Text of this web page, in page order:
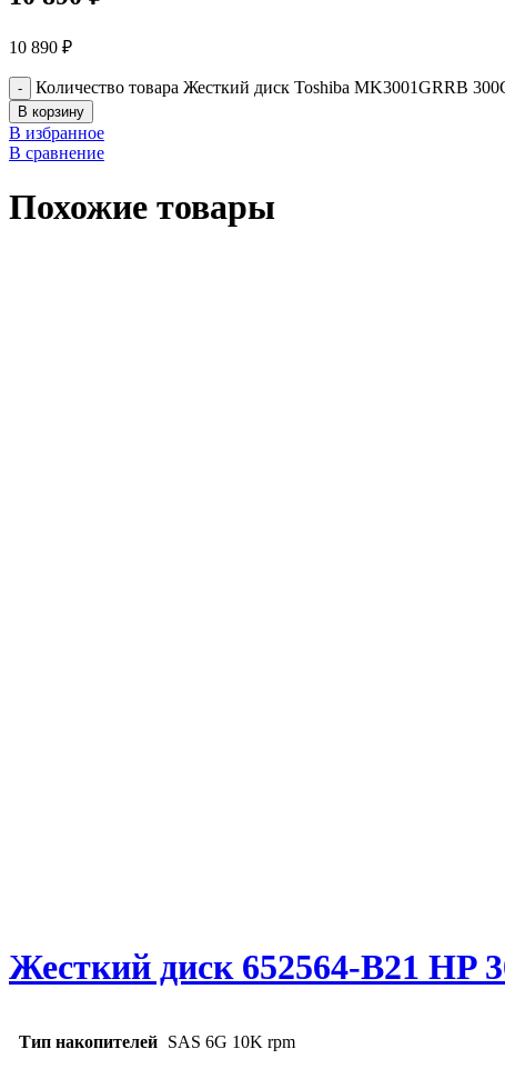
10 890 ₽
Количество товара Жесткий диск Toshiba MK3001GRRB
В корзину
В избранное
В сравнение
Похожие товары
Жесткий диск 652564-B21 HP
Тип накопителей SAS 6G 10K rpm